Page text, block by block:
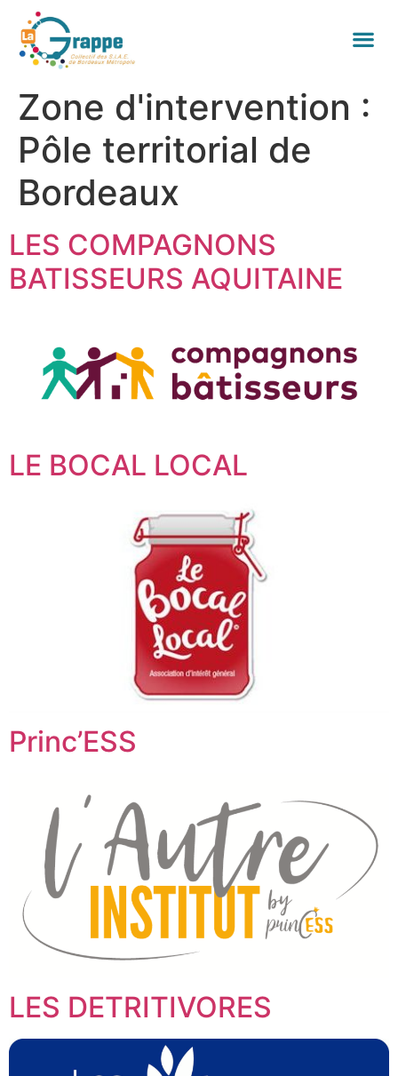
Zone d'intervention :
Pôle territorial de
Bordeaux
LES COMPAGNONS
BATISSEURS AQUITAINE
LE BOCAL LOCAL
Princ’ESS
LES DETRITIVORES